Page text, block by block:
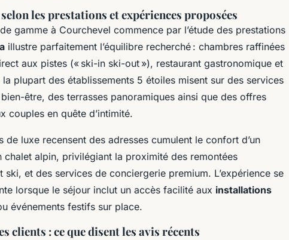
les prestations et expériences proposées
gamme à Courchevel commence par l’étude des prestations
illustre parfaitement l’équilibre recherché : chambres raffinées
aux pistes (« ski-in ski-out »), restaurant gastronomique et
plupart des établissements 5 étoiles misent sur des services
être, des terrasses panoramiques ainsi que des offres
couples en quête d’intimité.
de luxe recensent des adresses cumulent le confort d’un
chalet alpin, privilégiant la proximité des remontées
ski, et des services de conciergerie premium. L’expérience se
lorsque le séjour inclut un accès facilité aux installations
événements festifs sur place.
clients : ce que disent les avis récents